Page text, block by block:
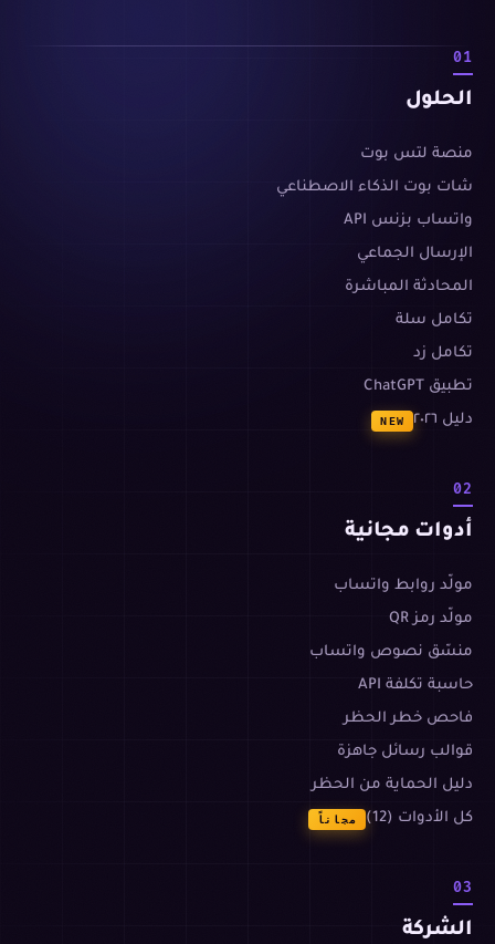
01
الحلول
منصة لتس بوت
شات بوت الذكاء الاصطناعي
واتساب بزنس API
الإرسال الجماعي
المحادثة المباشرة
تكامل سلة
تكامل زد
تطبيق ChatGPT
دليل ٢٠٢٦
NEW
02
أدوات مجانية
مولّد روابط واتساب
مولّد رمز QR
منسّق نصوص واتساب
حاسبة تكلفة API
فاحص خطر الحظر
قوالب رسائل جاهزة
دليل الحماية من الحظر
كل الأدوات (12)
مجاناً
03
الشركة